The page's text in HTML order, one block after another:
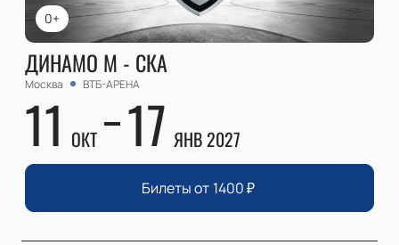
0+
ДИНАМО М - СКА
Москва ВТБ-АРЕНА
11 ОКТ 17 ЯНВ 2027
Билеты от 1400₽